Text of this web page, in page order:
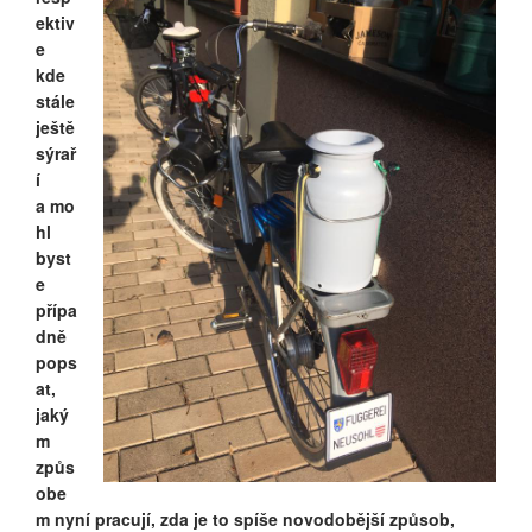
ektiv
e
kde
stále
ještě
sýrař
í
a mo
hl
byst
e
přípa
dně
pops
at,
jaký
m
způs
obe
m nyní pracují, zda je to spíše novodobější způsob,